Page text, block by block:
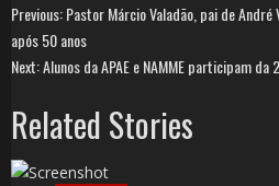
Previous:Pastor Márcio Valadão, pai de
após 50 anos
Next:Alunos da APAE e NAMME participam da
Related Stories